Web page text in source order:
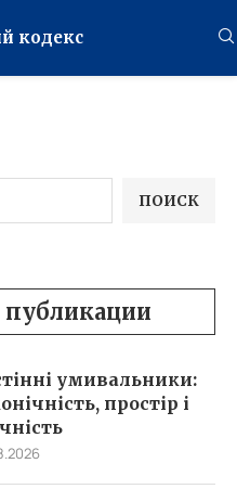
кодекс
ПОИСК
умивальники:
простір і